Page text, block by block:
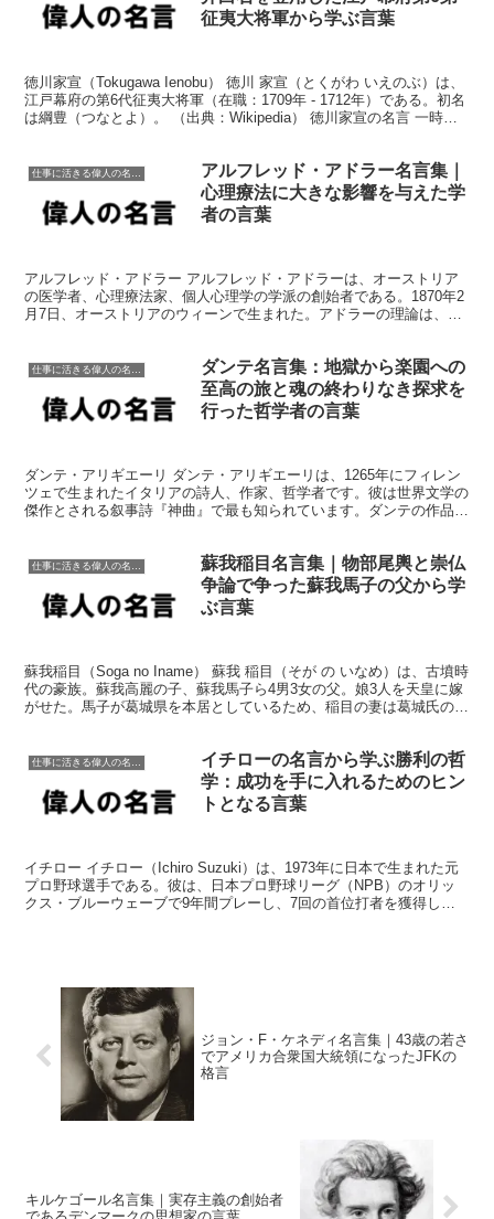
征夷大将軍から学ぶ言葉
徳川家宣（Tokugawa Ienobu） 徳川 家宣（とくがわ いえのぶ）は、
江戸幕府の第6代征夷大将軍（在職：1709年 - 1712年）である。初名
は綱豊（つなとよ）。 （出典：Wikipedia） 徳川家宣の名言 一時と
仕事に活きる偉人の名言格言
アルフレッド・アドラー名言集｜
心理療法に大きな影響を与えた学
者の言葉
アルフレッド・アドラー アルフレッド・アドラーは、オーストリア
の医学者、心理療法家、個人心理学の学派の創始者である。1870年2
月7日、オーストリアのウィーンで生まれた。アドラーの理論は、人
仕事に活きる偉人の名言格言
ダンテ名言集：地獄から楽園への
至高の旅と魂の終わりなき探求を
行った哲学者の言葉
ダンテ・アリギエーリ ダンテ・アリギエーリは、1265年にフィレン
ツェで生まれたイタリアの詩人、作家、哲学者です。彼は世界文学の
傑作とされる叙事詩『神曲』で最も知られています。ダンテの作品は
仕事に活きる偉人の名言格言
蘇我稲目名言集｜物部尾輿と崇仏
争論で争った蘇我馬子の父から学
ぶ言葉
蘇我稲目（Soga no Iname） 蘇我 稲目（そが の いなめ）は、古墳時
代の豪族。蘇我高麗の子、蘇我馬子ら4男3女の父。娘3人を天皇に嫁
がせた。馬子が葛城県を本居としているため、稲目の妻は葛城氏の出
仕事に活きる偉人の名言格言
イチローの名言から学ぶ勝利の哲
学：成功を手に入れるためのヒン
トとなる言葉
イチロー イチロー（Ichiro Suzuki）は、1973年に日本で生まれた元
プロ野球選手である。彼は、日本プロ野球リーグ（NPB）のオリッ
クス・ブルーウェーブで9年間プレーし、7回の首位打者を獲得し
ジョン・F・ケネディ名言集｜43歳の若さ
でアメリカ合衆国大統領になったJFKの
格言
キルケゴール名言集｜実存主義の創始者